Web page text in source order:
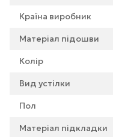
Країна виробник
Матеріал підошви
Колір
Вид устілки
Пол
Матеріал підкладки